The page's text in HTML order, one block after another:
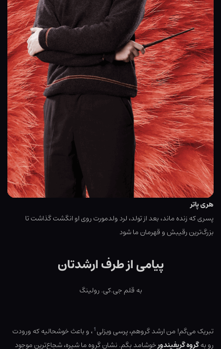
هری پاتر
پسری که زنده ماند، بعد از تولد، لرد ولدمورت روی او انگشت گذاشت تا
بزرگ‌ترین رقیبش و قهرمان ما شود
پیامی از طرف ارشدتان
به قلم جی.کی. رولینگ
تبریک می‌گم! من ارشد گروهم، پرسی ویزلی ، و باعث خوشحالیه که ورودت
رو بهگروه گریفیندورخوشامد بگم. نشان گروه ما شیره، شجاع‌ترین موجود